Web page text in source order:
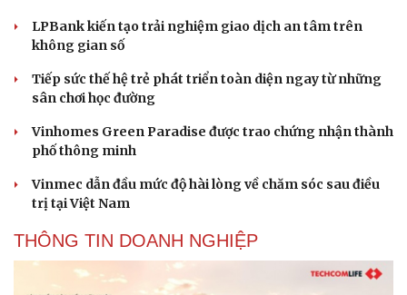
LPBank kiến tạo trải nghiệm giao dịch an tâm trên
không gian số
Tiếp sức thế hệ trẻ phát triển toàn diện ngay từ những
sân chơi học đường
Vinhomes Green Paradise được trao chứng nhận thành
phố thông minh
Vinmec dẫn đầu mức độ hài lòng về chăm sóc sau điều
trị tại Việt Nam
THÔNG TIN DOANH NGHIỆP